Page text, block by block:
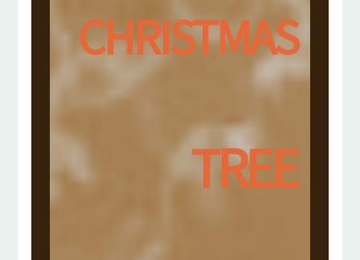
CHRISTMAS
TREE